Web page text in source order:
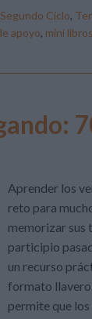
Segundo Ciclo,
apoyo, mini libros
Aprender los
reto para
memorizar sus
participio
un recurso
formato
permite que